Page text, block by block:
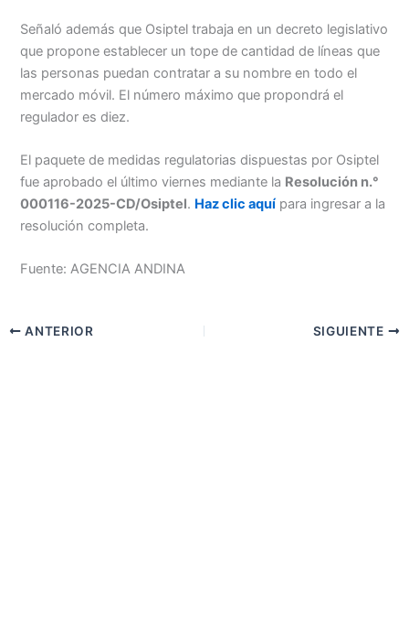
Señaló además que Osiptel trabaja en un decreto legislativo
que propone establecer un tope de cantidad de líneas que
las personas puedan contratar a su nombre en todo el
mercado móvil. El número máximo que propondrá el
regulador es diez.
El paquete de medidas regulatorias dispuestas por Osiptel
fue aprobado el último viernes mediante la Resolución n.°
000116-2025-CD/Osiptel. Haz clic aquí para ingresar a la
resolución completa.
Fuente: AGENCIA ANDINA
ANTERIOR SIGUIENTE